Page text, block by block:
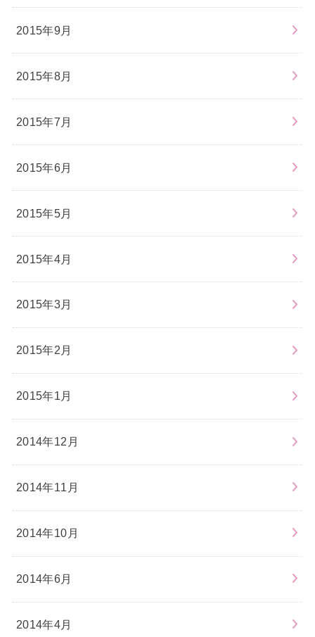
2015年9月
2015年8月
2015年7月
2015年6月
2015年5月
2015年4月
2015年3月
2015年2月
2015年1月
2014年12月
2014年11月
2014年10月
2014年6月
2014年4月